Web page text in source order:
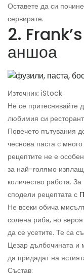
Оставете да си
сервирате.
2.
аншоа
Източник: iStock
Не се притеснявайте
любимия си
Повечето пътувания
чеснова паста с
рецептите не е
за най-голямо
количество работа.
сподели рецептата с
Не всеки обича
солена риба, но
да се усетите. Те са
Цезар дълбочината и
да придадат на
Състав: